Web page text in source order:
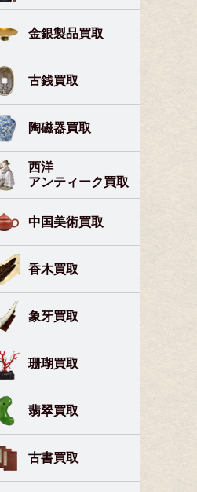
金銀製品買取
古銭買取
陶磁器買取
西洋
アンティーク買取
中国美術買取
香木買取
象牙買取
珊瑚買取
翡翠買取
古書買取